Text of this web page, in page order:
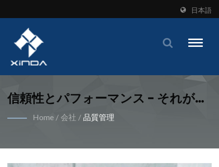
日本語
Toggle
信頼性とパフォーマンス - それが私
たちの保証です。 | 産業用バイヤー
おける包括的なソリューション
Home / 会社 / 品質管理